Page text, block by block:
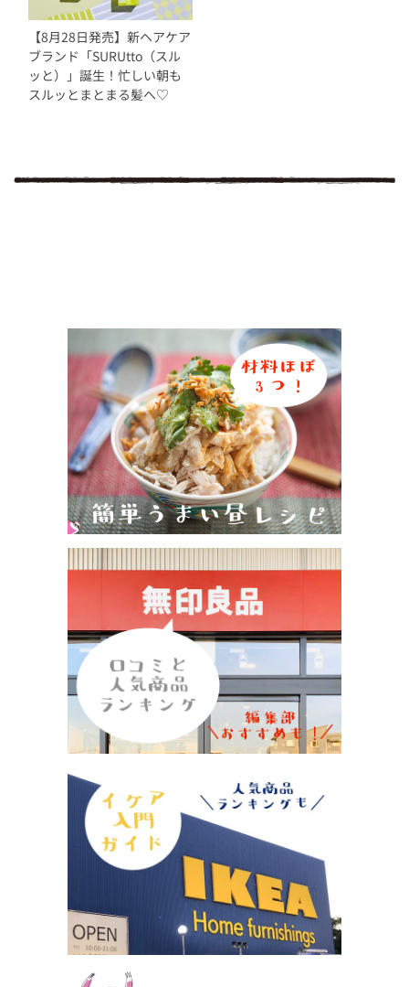
【8月28日発売】新ヘアケア
ブランド「SURUtto（スル
ッと）」誕生！忙しい朝も
スルッとまとまる髪へ♡